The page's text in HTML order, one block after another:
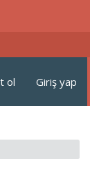
ol Giriş yap